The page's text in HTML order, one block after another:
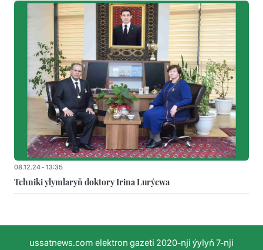
08.12.24 - 13:35
Tehniki ylymlaryň doktory Irina Lurýewa
ussatnews.com elektron gazeti 2020-nji ýylyň 7-nji